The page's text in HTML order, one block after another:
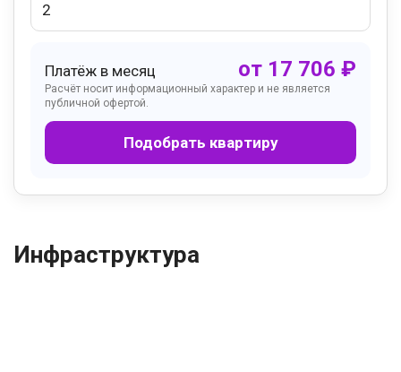
Платёж в месяц от 17 706 ₽
Расчёт носит информационный характер и не является
публичной офертой.
Подобрать квартиру
Инфраструктура